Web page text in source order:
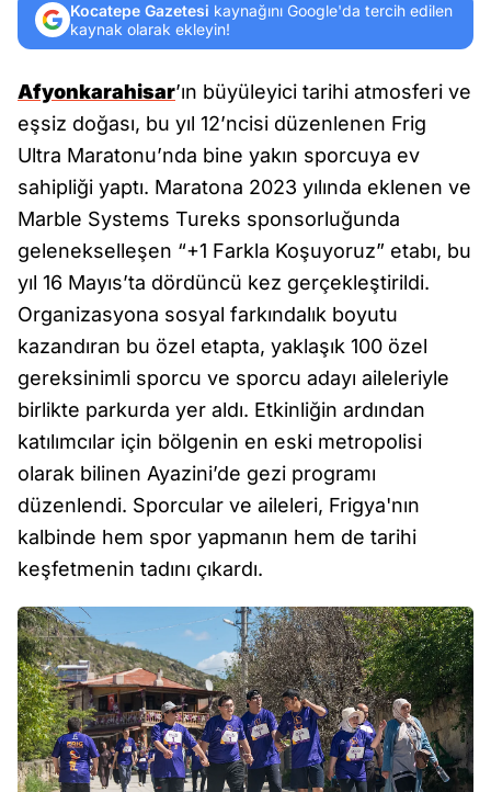
Kocatepe Gazetesi kaynağını Google'da tercih edilen
kaynak olarak ekleyin!
Afyonkarahisar’ın büyüleyici tarihi atmosferi ve
eşsiz doğası, bu yıl 12’ncisi düzenlenen Frig
Ultra Maratonu’nda bine yakın sporcuya ev
sahipliği yaptı. Maratona 2023 yılında eklenen ve
Marble Systems Tureks sponsorluğunda
gelenekselleşen “+1 Farkla Koşuyoruz” etabı, bu
yıl 16 Mayıs’ta dördüncü kez gerçekleştirildi.
Organizasyona sosyal farkındalık boyutu
kazandıran bu özel etapta, yaklaşık 100 özel
gereksinimli sporcu ve sporcu adayı aileleriyle
birlikte parkurda yer aldı. Etkinliğin ardından
katılımcılar için bölgenin en eski metropolisi
olarak bilinen Ayazini’de gezi programı
düzenlendi. Sporcular ve aileleri, Frigya'nın
kalbinde hem spor yapmanın hem de tarihi
keşfetmenin tadını çıkardı.